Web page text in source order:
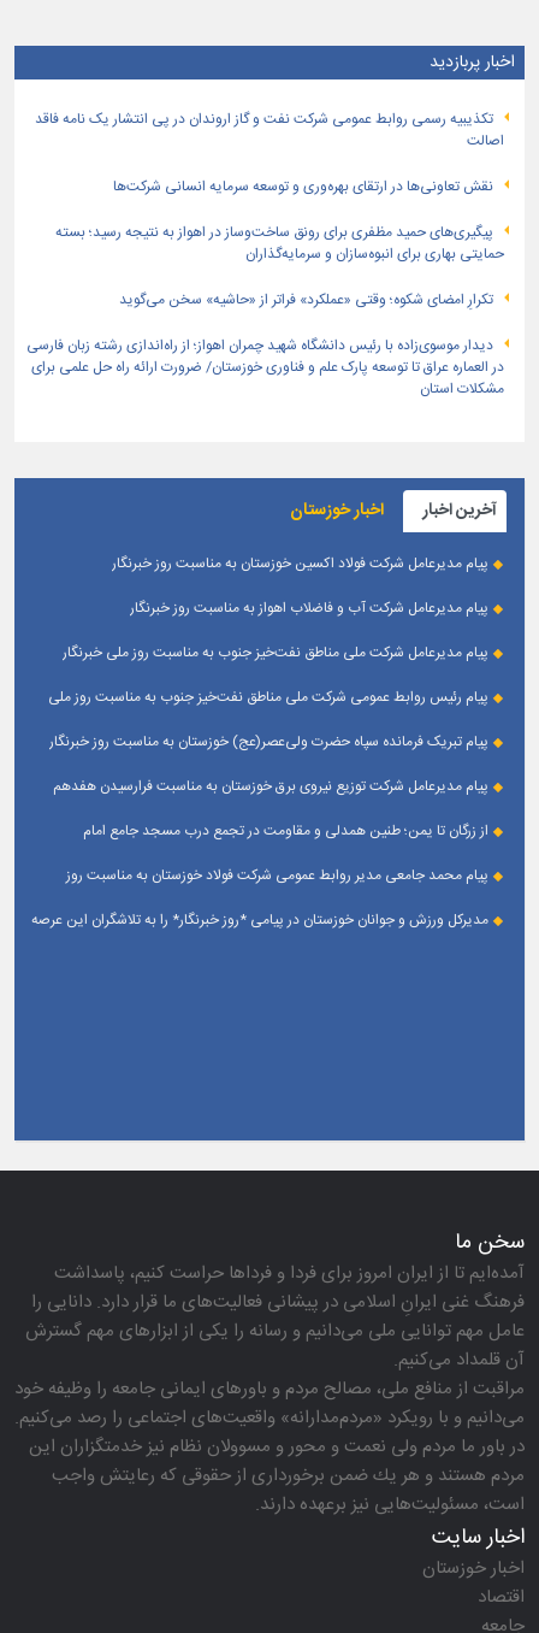
اخبار پربازدید
تكذیبیه رسمی روابط عمومی شركت نفت و گاز اروندان در پی انتشار یک نامه فاقد
اصالت
نقش تعاونی‌ها در ارتقای بهره‌وری و توسعه سرمایه انسانی شرکت‌ها
پیگیری‌های حمید مظفری برای رونق ساخت‌وساز در اهواز به نتیجه رسید؛ بسته
حمایتی بهاری برای انبوه‌سازان و سرمایه‌گذاران
تکرارِ امضای شکوه؛ وقتی «عملکرد» فراتر از «حاشیه» سخن می‌گوید
دیدار موسوی‌زاده با رئیس دانشگاه شهید چمران اهواز؛ از راه‌اندازی رشته زبان فارسی
در العماره عراق تا توسعه پارک علم و فناوری خوزستان/ ضرورت ارائه راه حل علمی برای
مشکلات استان
آخرین اخبار اخبار خوزستان
پیام مدیرعامل شرکت فولاد اکسین خوزستان به مناسبت روز خبرنگار
پیام مدیرعامل شرکت آب و فاضلاب اهواز به مناسبت روز خبرنگار
پیام مدیرعامل شركت ملی مناطق نفت‌خیز جنوب به مناسبت روز ملی خبرنگار
پیام رئیس روابط عمومی شركت ملی مناطق نفت‌خیز جنوب به مناسبت روز ملی
پیام تبریک فرمانده سپاه حضرت ولی‌عصر(عج) خوزستان به مناسبت روز خبرنگار
پیام مدیرعامل شرکت توزیع نیروی برق خوزستان به مناسبت فرارسیدن هفدهم
از زرگان تا یمن؛ طنین همدلی و مقاومت در تجمع درب مسجد جامع امام
پیام محمد جامعی مدیر روابط عمومی شرکت فولاد خوزستان به مناسبت روز
مدیرکل ورزش و جوانان خوزستان در پیامی *روز خبرنگار* را به تلاشگران این عرصه
سخن ما
آمده‌ایم تا از ایران امروز برای فردا و فرداها حراست كنیم، پاسداشت
فرهنگ غنی ایرانِ اسلامی در پیشانی فعالیت‌های ما قرار دارد. دانایی را
عامل مهم توانایی ملی می‌دانیم و رسانه را یكی از ابزارهای مهم گسترش
آن قلمداد می‌كنیم.
مراقبت از منافع ملی، مصالح مردم و باورهای ایمانی جامعه را وظیفه خود
می‌دانیم و با رویكرد «مردم‌مدارانه‌» واقعیت‌های اجتماعی را رصد می‌كنیم.
در باور ما مردم ولی نعمت و محور و مسوولان نظام نیز خدمتگزاران این
مردم هستند و هر یك ضمن برخورداری از حقوقی كه رعایتش واجب
است، مسئولیت‌هایی نیز برعهده دارند.
اخبار سایت
اخبار خوزستان
اقتصاد
جامعه